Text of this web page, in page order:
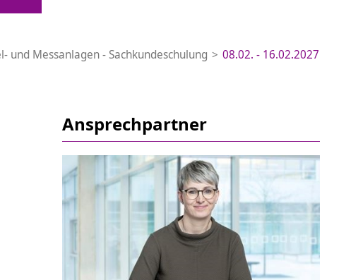
und Messanlagen - Sachkundeschulung 08.02. - 16.02.2027
Ansprechpartner